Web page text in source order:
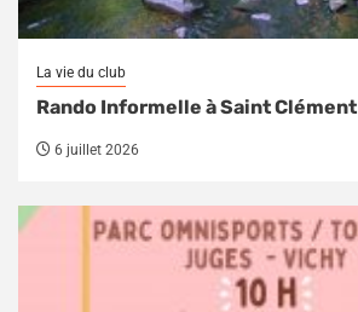
La vie du club
Rando Informelle à Saint Clément
6 juillet 2026